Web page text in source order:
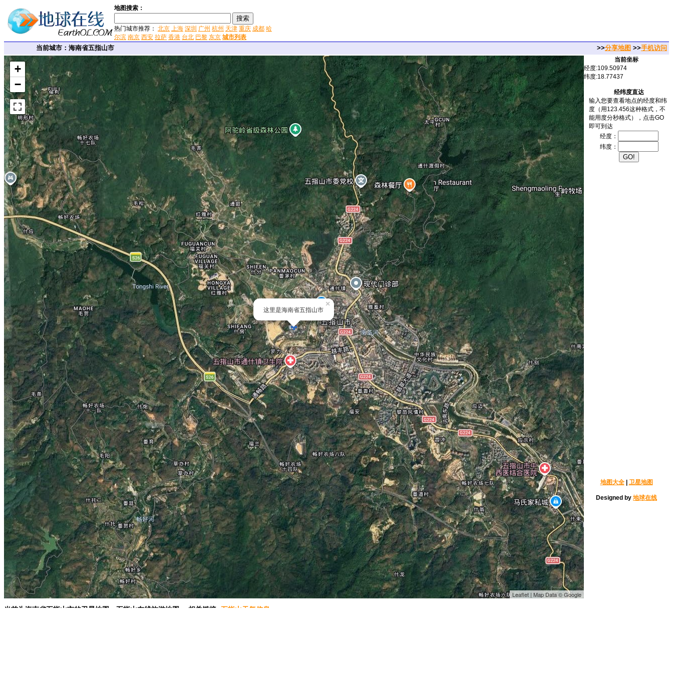
地图搜索：
热门城市推荐： 北京 上海 深圳 广州 杭州 天津 重庆 成都 哈
尔滨 南京 西安 拉萨 香港 台北 巴黎 东京 城市列表
当前城市：海南省五指山市 >>分享地图 >>手机访问
这里是海南省五指山市
×
+
−
Leaflet | Map Data © Google
当前为海南省五指山市的卫星地图，五指山在线旅游地图。 相关链接: 五指山天气信息
当前坐标
经度:109.50974
纬度:18.77437
经纬度直达
输入您要查看地点的经度和纬
度（用123.456这种格式，不
能用度分秒格式），点击GO
即可到达
经度：
纬度：
地图大全| 卫星地图
Designed by 地球在线